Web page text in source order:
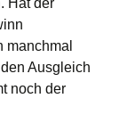
Hat der
manchmal
Ausgleich
noch der